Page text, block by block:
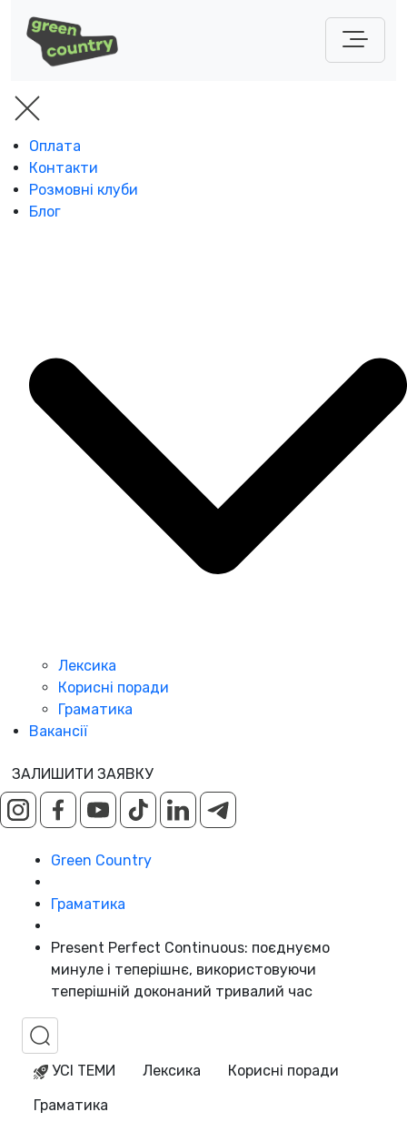
Оплата
Контакти
Розмовні клуби
Блог
Лексика
Корисні поради
Граматика
Вакансії
ЗАЛИШИТИ ЗАЯВКУ
Green Country
Граматика
Present Perfect Continuous: поєднуємо
минуле і теперішнє, використовуючи
теперішній доконаний тривалий час
УСІ ТЕМИ Лексика
Корисні поради
Граматика